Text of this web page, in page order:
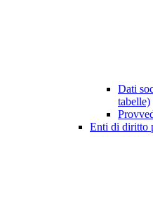
Dati
tabelle)
Enti di diritto